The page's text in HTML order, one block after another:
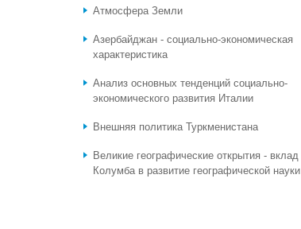
Атмосфера Земли
Азербайджан - социально-экономическая
характеристика
Анализ основных тенденций социально-
экономического развития Италии
Внешняя политика Туркменистана
Великие географические открытия - вклад
Колумба в развитие географической науки